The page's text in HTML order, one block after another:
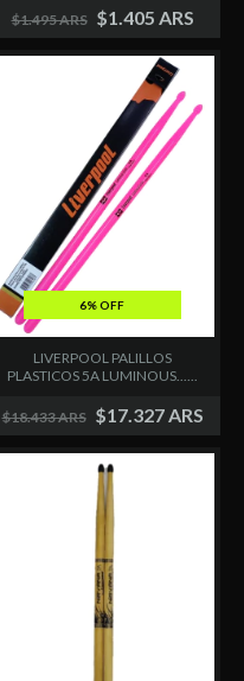
$1.495 ARS $1.405 ARS
6% OFF
LIVERPOOL PALILLOS
PLASTICOS 5A LUMINOUS......
$18.433 ARS $17.327 ARS